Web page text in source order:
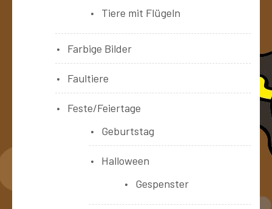
Tiere mit Flügeln
Farbige Bilder
Faultiere
Feste/Feiertage
Geburtstag
Halloween
Gespenster